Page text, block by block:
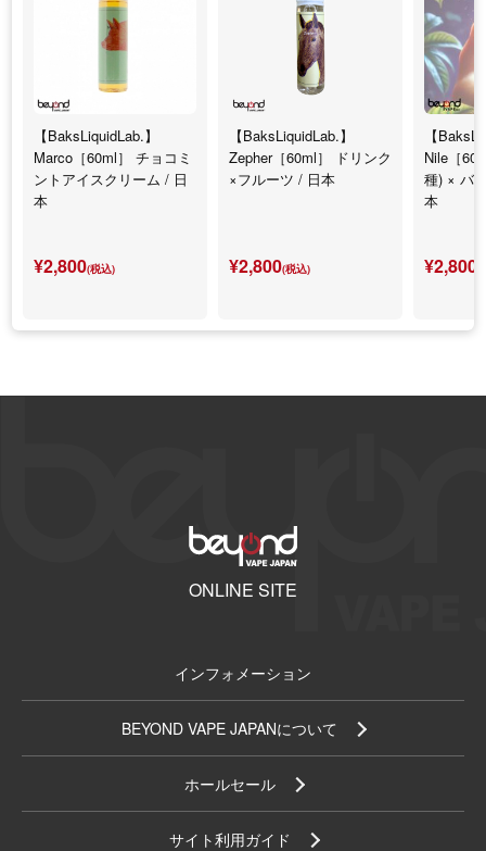
【BaksLiquidLab.】
Marco［60ml］ チョコミ
ントアイスクリーム / 日
本
¥2,800(税込)
【BaksLiquidLab.】
Zepher［60ml］ ドリンク
×フルーツ / 日本
¥2,800(税込)
【
Nile［
種) × バ
本
¥2,800
ONLINE SITE
インフォメーション
BEYOND VAPE JAPANについて
ホールセール
サイト利用ガイド